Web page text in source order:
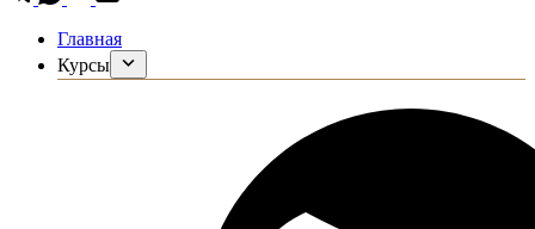
Главная
Курсы